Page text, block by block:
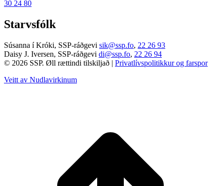
30 24 80
Starvsfólk
Súsanna í Króki, SSP-ráðgevi sik@ssp.fo, 22 26 93
Daisy J. Iversen, SSP-ráðgevi di@ssp.fo, 22 26 94
© 2026 SSP. Øll rættindi tilskiljað | Privatlívspolitikkur og farspor
Veitt av Nudlavirkinum